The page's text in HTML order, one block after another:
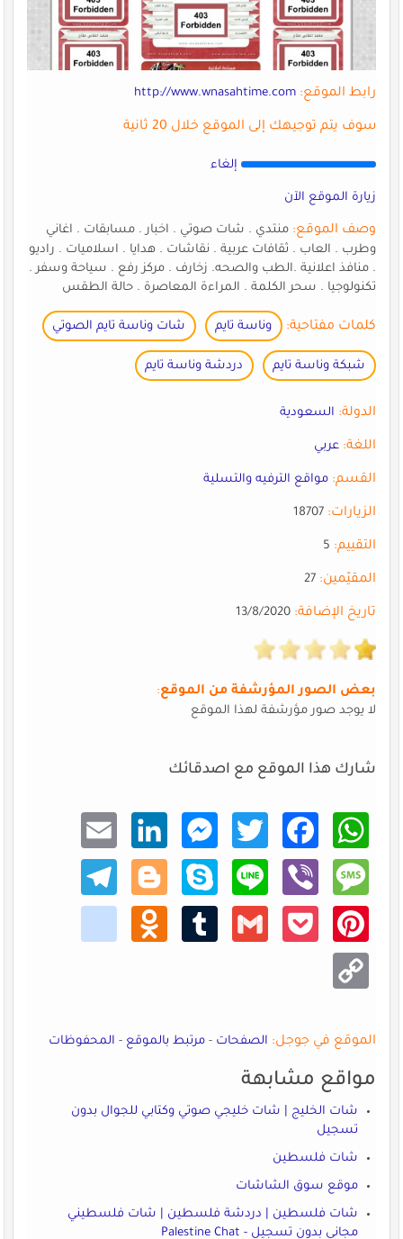
رابط الموقع: http://www.wnasahtime.com
سوف يتم توجيهك إلى الموقع خلال 20 ثانية
إلغاء
زيارة الموقع الآن
وصف الموقع:منتدي . شات صوتي . اخبار . مسابقات . اغاني
وطرب . العاب . ثقافات عربية . نقاشات . هدايا . اسلاميات . راديو
. منافذ اعلانية .الطب والصحه. زخارف . مركز رفع . سياحة وسفر .
تكنولوجيا . سحر الكلمة . المراءة المعاصرة . حالة الطقس
كلمات مفتاحية: وناسة تايم شات وناسة تايم الصوتي
شبكة وناسة تايم دردشة وناسة تايم
الدولة: السعودية
اللغة: عربي
القسم: مواقع الترفيه والتسلية
الزيارات:18707
التقييم:5
المقيّمين:27
تاريخ الإضافة:13/8/2020
بعض الصور المؤرشفة من الموقع:
لا يوجد صور مؤرشفة لهذا الموقع
شارك هذا الموقع مع اصدقائك
What
sApp
Faceb
ook
Twitt
er
Mess
enger
Linke
dIn
Email
Mess
age
Viber
Line
Skype
Blogg
er
Teleg
ram
Pinte
rest
Pocke
Gmail
Tumb
Odno
klass
niki
Copy
Link
الموقع في جوجل: الصفحات-مرتبط بالموقع-المحفوظات
مواقع مشابهة
شات الخليج | شات خليجي صوتي وكتابي للجوال بدون
تسجيل
شات فلسطين
موقع سوق الشاشات
شات فلسطين | دردشة فلسطين | شات فلسطيني
مجاني بدون تسجيل - Palestine Chat